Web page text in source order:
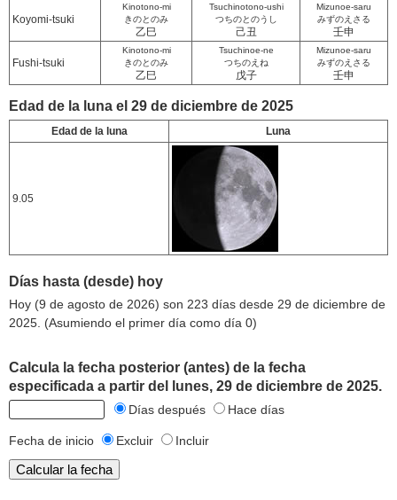
Koyomi-tsuki
Kinotono-mi
きのとのみ
乙巳
Tsuchinotono-ushi
つちのとのうし
己丑
Mizunoe-saru
みずのえさる
壬申
Fushi-tsuki
Kinotono-mi
きのとのみ
乙巳
Tsuchinoe-ne
つちのえね
戊子
Mizunoe-saru
みずのえさる
壬申
Edad de la luna el 29 de diciembre de 2025
Edad de la luna Luna
9.05
Días hasta (desde) hoy
Hoy (9 de agosto de 2026) son 223 días desde 29 de diciembre de
2025. (Asumiendo el primer día como día 0)
Calcula la fecha posterior (antes) de la fecha
especificada a partir del lunes, 29 de diciembre de 2025.
Días después Hace días
Fecha de inicio Excluir Incluir